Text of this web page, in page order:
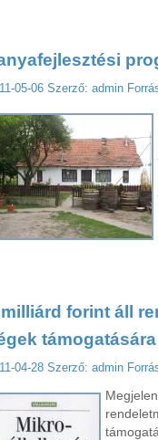
05-06 Szerző: admin
forint áll
támogatására
04-28 Szerző: admin